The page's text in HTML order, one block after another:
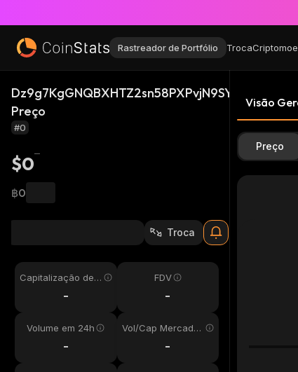
Rastreador de Portfólio Troca
Preço
#0
$0
฿0
Troca
Capitalização de
-
FDV
-
Volume em 24h
-
Vol/Cap Mercado
-
Visão
Preço